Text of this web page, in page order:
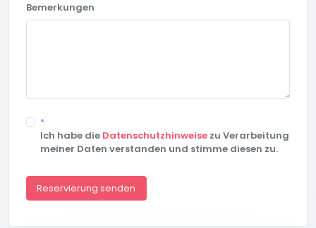
Bemerkungen
*
Ich habe die Datenschutzhinweisezu Verarbeitung
meiner Daten verstanden und stimme diesen zu.
Reservierung senden